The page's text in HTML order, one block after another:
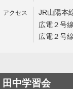
JR山陽本
広電２号
広電２号
田中学習会